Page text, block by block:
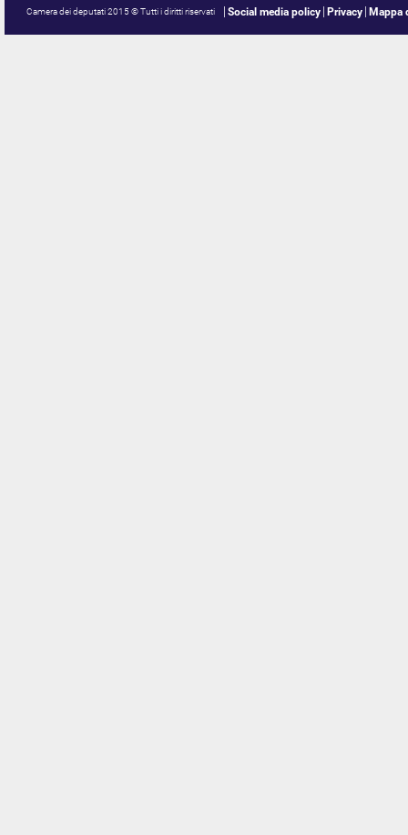
Camera dei deputati 2015 © Tutti i diritti riservati Social media policy Privacy Mappa